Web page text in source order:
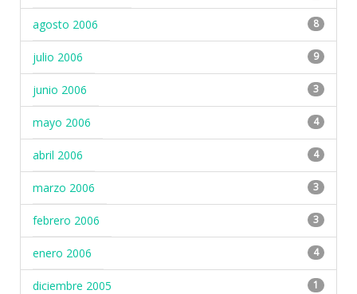
agosto 2006 8
julio 2006 9
junio 2006 3
mayo 2006 4
abril 2006 4
marzo 2006 3
febrero 2006 3
enero 2006 4
diciembre 2005 1